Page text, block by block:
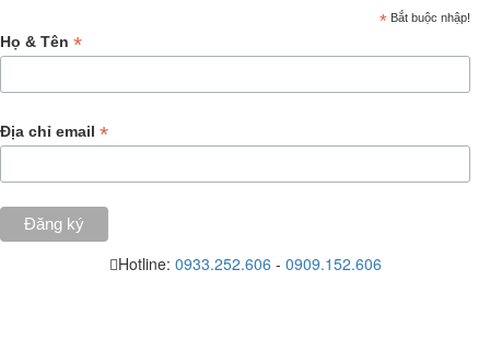
* Bắt buộc nhập!
Họ & Tên *
Địa chỉ email *
Hotline: 0933.252.606 - 0909.152.606